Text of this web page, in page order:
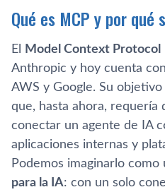
Qué es MCP y por
El Model Context Protocol
Anthropic y hoy cuenta
AWS y Google. Su
que, hasta ahora, requería
conectar un agente de IA
aplicaciones internas y
Podemos imaginarlo como
para la IA: con un solo